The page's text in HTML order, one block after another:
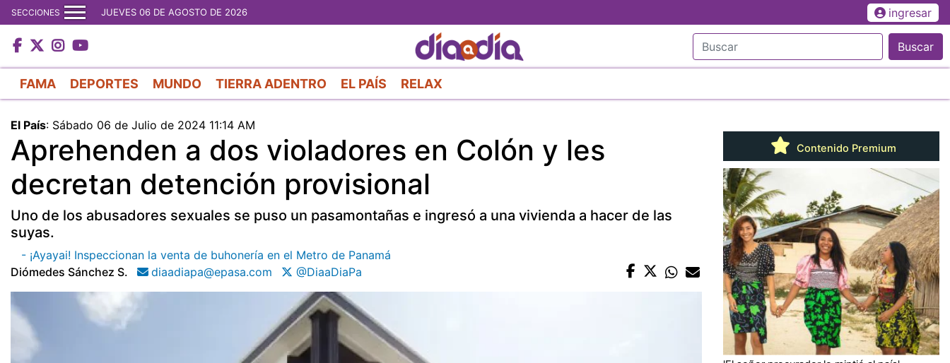
al
contenido
principal
SECCIONES JUEVES 06 DE AGOSTO DE 2026 ingresar
Buscar
FAMA DEPORTES MUNDO TIERRA ADENTRO EL PAÍS RELAX
El País: Sábado 06 de Julio de 2024 11:14 AM
Aprehenden a dos violadores en Colón y les
decretan detención provisional
Uno de los abusadores sexuales se puso un pasamontañas e ingresó a una vivienda a hacer de las
suyas.
- ¡Ayayai! Inspeccionan la venta de buhonería en el Metro de Panamá
Diómedes Sánchez S.
diaadiapa@epasa.com @DiaaDiaPa
Contenido Premium